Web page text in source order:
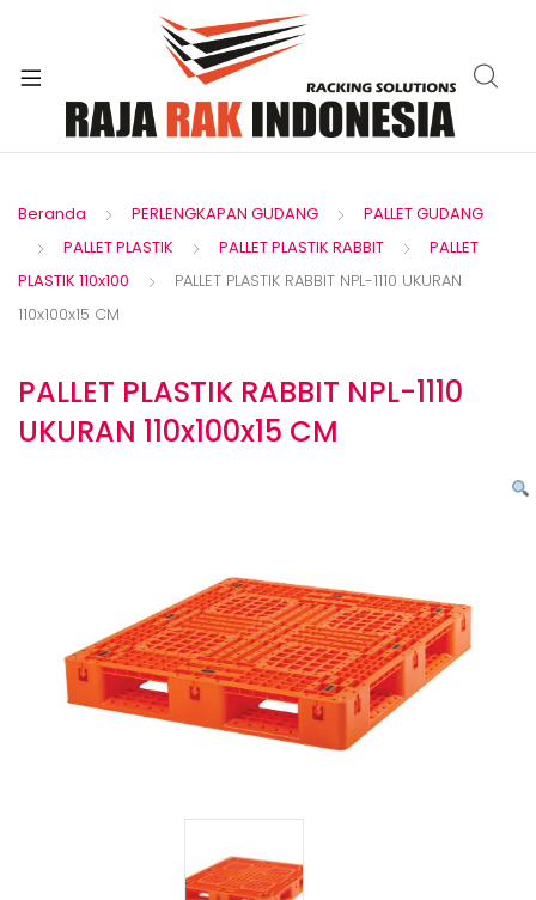
Beranda PERLENGKAPAN GUDANG
PALLET GUDANG
PALLET PLASTIK
PALLET PLASTIK RABBIT
PALLET
PLASTIK 110x100
PALLET PLASTIK RABBIT NPL-1110 UKURAN
110x100x15 CM
PALLET PLASTIK RABBIT NPL-1110
UKURAN 110x100x15 CM